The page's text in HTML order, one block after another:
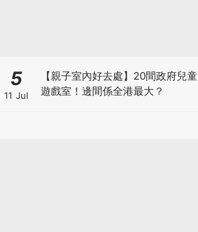
5
11 Jul
【親子室內好去處】20間政府兒童
遊戲室！邊間係全港最大？